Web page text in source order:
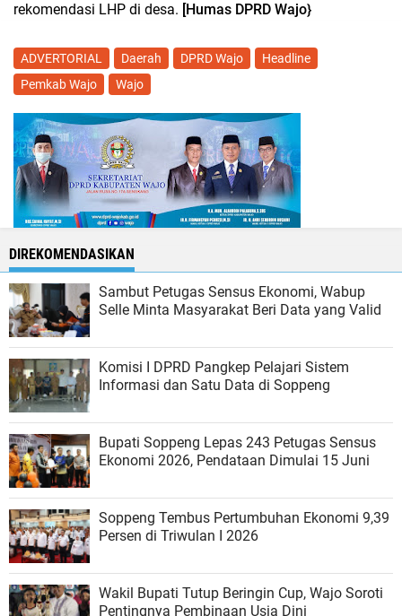
rekomendasi LHP di desa. [Humas DPRD Wajo}
ADVERTORIAL Daerah DPRD Wajo
Headline
Pemkab Wajo
Wajo
DIREKOMENDASIKAN
Sambut Petugas Sensus Ekonomi, Wabup
Selle Minta Masyarakat Beri Data yang Valid
Komisi I DPRD Pangkep Pelajari Sistem
Informasi dan Satu Data di Soppeng
Bupati Soppeng Lepas 243 Petugas Sensus
Ekonomi 2026, Pendataan Dimulai 15 Juni
Soppeng Tembus Pertumbuhan Ekonomi 9,39
Persen di Triwulan I 2026
Wakil Bupati Tutup Beringin Cup, Wajo Soroti
Pentingnya Pembinaan Usia Dini